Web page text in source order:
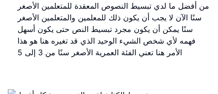
من أفضل ما لدي تبسيط النصوص المعقدة للمتعلمين الأصغر
سنًا الآن لا يجب أن يكون ذلك للمعلمين والمتعلمين الأصغر
سنًا يمكن أن يكون مجرد تبسيط النص حتى يكون أسهل
فهمه لأي شخص الشيء الوحيد الذي قد تغيره هنا هو هذا
الأمر هنا تعني الفئة العمرية الأصغر سنًا من 3 إلى 5